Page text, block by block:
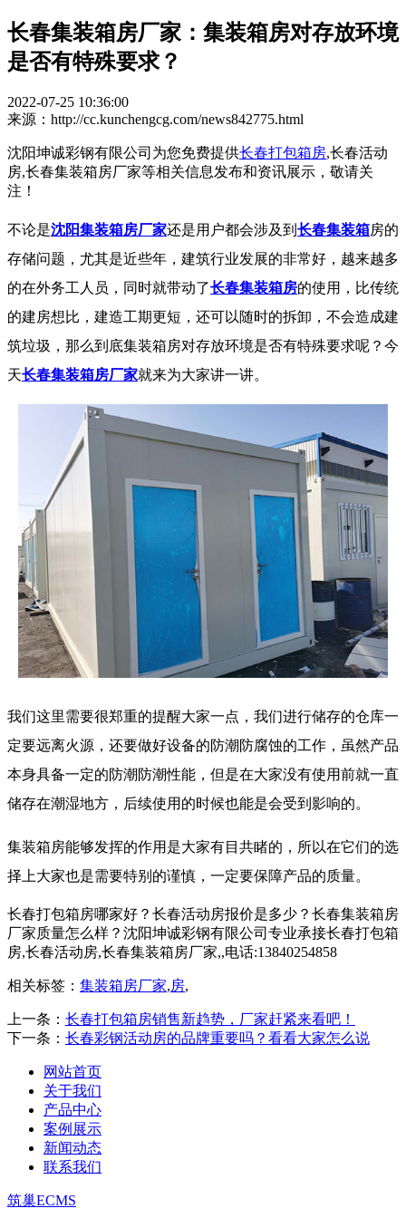
长春集装箱房厂家：集装箱房对存放环境
是否有特殊要求？
2022-07-25 10:36:00
来源：http://cc.kunchengcg.com/news842775.html
沈阳坤诚彩钢有限公司为您免费提供长春打包箱房,长春活动
房,长春集装箱房厂家等相关信息发布和资讯展示，敬请关
注！
不论是沈阳集装箱房厂家还是用户都会涉及到 长春集装箱房的
存储问题，尤其是近些年，建筑行业发展的非常好，越来越多
的在外务工人员，同时就带动了长春集装箱房的使用，比传统
的建房想比，建造工期更短，还可以随时的拆卸，不会造成建
筑垃圾，那么到底集装箱房对存放环境是否有特殊要求呢？今
天长春集装箱房厂家就来为大家讲一讲。
我们这里需要很郑重的提醒大家一点，我们进行储存的仓库一
定要远离火源，还要做好设备的防潮防腐蚀的工作，虽然产品
本身具备一定的防潮防潮性能，但是在大家没有使用前就一直
储存在潮湿地方，后续使用的时候也能是会受到影响的。
集装箱房能够发挥的作用是大家有目共睹的，所以在它们的选
择上大家也是需要特别的谨慎，一定要保障产品的质量。
长春打包箱房哪家好？长春活动房报价是多少？长春集装箱房
厂家质量怎么样？沈阳坤诚彩钢有限公司专业承接长春打包箱
房,长春活动房,长春集装箱房厂家,,电话:13840254858
相关标签： 集装箱房厂家,房,
上一条： 长春打包箱房销售新趋势，厂家赶紧来看吧！
下一条： 长春彩钢活动房的品牌重要吗？看看大家怎么说
网站首页
关于我们
产品中心
案例展示
新闻动态
联系我们
筑巢ECMS